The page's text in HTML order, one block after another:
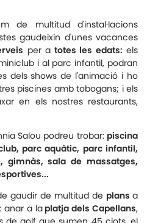
de multitud d'instal·lacions
gaudeixin d'unes vacances
per atotes les edats: els
i al parc infantil, podran
dels shows de l'animació i ho
piscines amb tobogans; i els
en els nostres restaurants,
Salou podreu trobar: piscina
parc aquàtic, parc infantil,
gimnàs, sala de massatges,
gaudir de multitud de plans a
anar a laplatja dels Capellans,